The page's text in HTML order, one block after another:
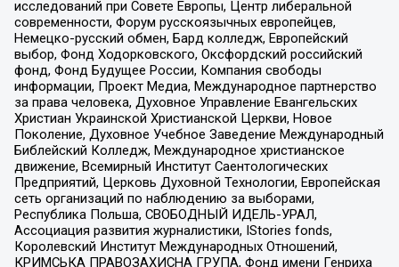
исследований при Совете Европы, Центр либеральной
современности, Форум русскоязычных европейцев,
Немецко-русский обмен, Бард колледж, Европейский
выбор, Фонд Ходорковского, Оксфордский российский
фонд, Фонд Будущее России, Компания свободы
информации, Проект Медиа, Международное партнерство
за права человека, Духовное Управление Евангельских
Христиан Украинской Христианской Церкви, Новое
Поколение, Духовное Учебное Заведение Международный
Библейский Колледж, Международное христианское
движение, Всемирный Институт Саентологических
Предприятий, Церковь Духовной Технологии, Европейская
сеть организаций по наблюдению за выборами,
Республика Польша, СВОБОДНЫЙ ИДЕЛЬ-УРАЛ,
Ассоциация развития журналистики, IStories fonds,
Королевский Институт Международных Отношений,
КРИМСЬКА ПРАВОЗАХИСНА ГРУПА, Фонд имени Генриха